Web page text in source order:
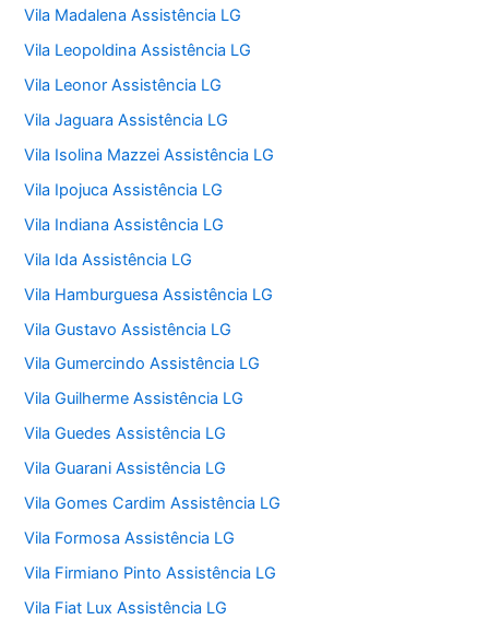
Vila Madalena Assistência LG
Vila Leopoldina Assistência LG
Vila Leonor Assistência LG
Vila Jaguara Assistência LG
Vila Isolina Mazzei Assistência LG
Vila Ipojuca Assistência LG
Vila Indiana Assistência LG
Vila Ida Assistência LG
Vila Hamburguesa Assistência LG
Vila Gustavo Assistência LG
Vila Gumercindo Assistência LG
Vila Guilherme Assistência LG
Vila Guedes Assistência LG
Vila Guarani Assistência LG
Vila Gomes Cardim Assistência LG
Vila Formosa Assistência LG
Vila Firmiano Pinto Assistência LG
Vila Fiat Lux Assistência LG